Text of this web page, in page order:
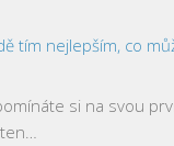
tím nejlepším, co
si na svou